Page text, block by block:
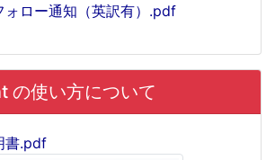
ォロー通知（英訳有）.pdf
の使い方について
書.pdf